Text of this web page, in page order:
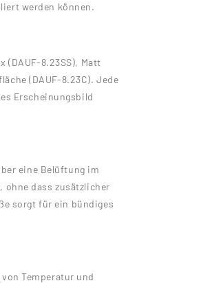
werden können.
(DAUF-8.23SS), Matt
(DAUF-8.23C). Jede
Erscheinungsbild
eine Belüftung im
ohne dass zusätzlicher
sorgt für ein bündiges
Temperatur und